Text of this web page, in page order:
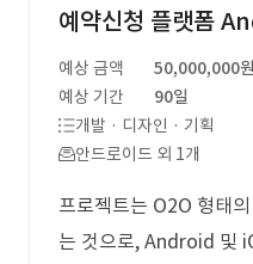
예약신청 플랫폼
예상 금액
50,000,000원
예상 기간
90일
개발 · 디자인 · 기획
안드로이드 외 1개
프로젝트는 O2O 형태
는 것으로, Android 및